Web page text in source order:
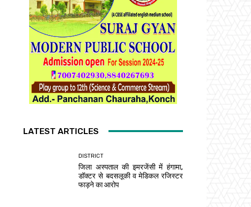
LATEST ARTICLES
DISTRICT
जिला अस्पताल की इमरजेंसी में हंगामा,
डॉक्टर से बदसलूकी व मेडिकल रजिस्टर
फाड़ने का आरोप